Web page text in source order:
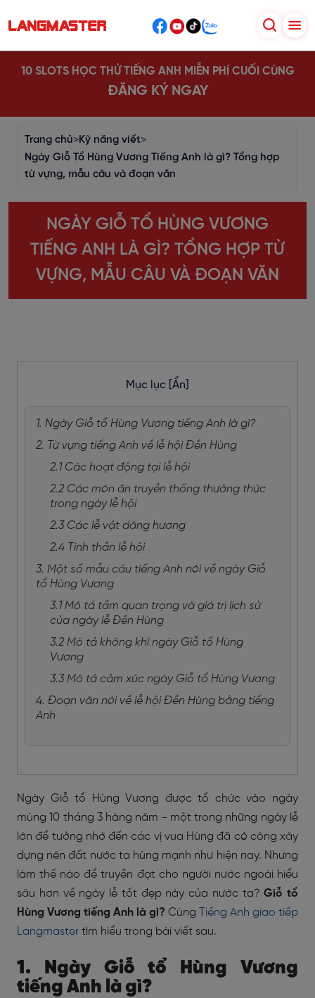
10 SLOTS HỌC THỬ TIẾNG ANH MIỄN PHÍ CUỐI CÙNG
ĐĂNG KÝ NGAY
Trang chủ>Kỹ năng viết>
Ngày Giỗ Tổ Hùng Vương Tiếng Anh là gì? Tổng hợp
từ vựng, mẫu câu và đoạn văn
NGÀY GIỖ TỔ HÙNG VƯƠNG
TIẾNG ANH LÀ GÌ? TỔNG HỢP TỪ
VỰNG, MẪU CÂU VÀ ĐOẠN VĂN
Mục lục [Ẩn]
1. Ngày Giỗ tổ Hùng Vương tiếng Anh là gì?
2. Từ vựng tiếng Anh về lễ hội Đền Hùng
2.1 Các hoạt động tại lễ hội
2.2 Các món ăn truyền thống thưởng thức
trong ngày lễ hội
2.3 Các lễ vật dâng hương
2.4 Tinh thần lễ hội
3. Một số mẫu câu tiếng Anh nói về ngày Giỗ
tổ Hùng Vương
3.1 Mô tả tầm quan trọng và giá trị lịch sử
của ngày lễ Đền Hùng
3.2 Mô tả không khí ngày Giỗ tổ Hùng
Vương
3.3 Mô tả cảm xúc ngày Giỗ tổ Hùng Vương
4. Đoạn văn nói về lễ hội Đền Hùng bằng tiếng
Anh
Ngày Giỗ tổ Hùng Vương được tổ chức vào ngày
mùng 10 tháng 3 hàng năm - một trong những ngày lễ
lớn để tưởng nhớ đến các vị vua Hùng đã có công xây
dựng nên đất nước ta hùng mạnh như hiện nay. Nhưng
làm thế nào để truyền đạt cho người nước ngoài hiểu
sâu hơn về ngày lễ tốt đẹp này của nước ta?Giỗ tổ
Hùng Vương tiếng Anh là gì? Cùng
Tiếng Anh giao tiếp
Langmaster tìm hiểu trong bài viết sau.
1. Ngày Giỗ tổ Hùng Vương
tiếng Anh là gì?